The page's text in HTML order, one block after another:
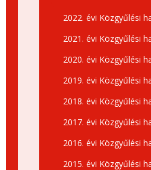
2022. évi Közgyűlési
2021. évi Közgyűlési
2020. évi Közgyűlési
2019. évi Közgyűlési
2018. évi Közgyűlési
2017. évi Közgyűlési
2016. évi Közgyűlési
2015. évi Közgyűlési